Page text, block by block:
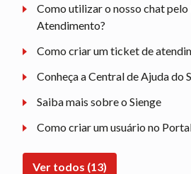
Como utilizar o nosso chat
Atendimento?
Como criar um ticket de
Conheça a Central de Ajuda do
Saiba mais sobre o Sienge
Como criar um usuário no
Ver todos (13)